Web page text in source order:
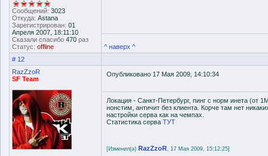
Сообщений: 3023
Откуда: Astana
Зарегистрирован: 01
Апреля 2007, 18:11:10
Сказали спасибо 470 раз
Статус: offline
^ наверх ^
# 12
RazZzoR
SF Team
Опубликовано 17 Мая 2009, 14:10:34
Локация - Санкт-Петербург, пинг с норм инета (от
нонстим, античит без клиента. Корче там нет
настройки серва как на чемпах.
Статистика серва ТУТ
[Изменил(а) RazZzoR, 17 Мая 2009, 15:12:25]